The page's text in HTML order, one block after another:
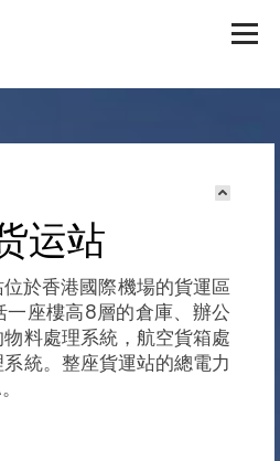
运站
於香港國際機場的貨運區
座樓高8層的倉庫、辦公
料處理系統，航空貨箱處
統。整座貨運站的總電力